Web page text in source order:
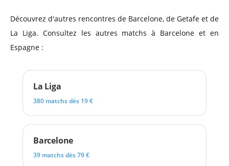
Découvrez d'autres rencontres de Barcelone, de Getafe et de
La Liga. Consultez les autres matchs à Barcelone et en
Espagne :
La Liga
380 matchs dès 19 €
Barcelone
39 matchs dès 79 €